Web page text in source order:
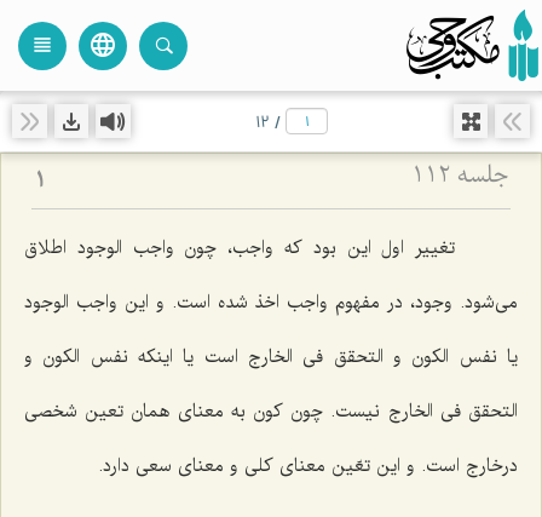
language
view_headline
/
12
جلسه ۱۱۲ 1
تغییر اول این بود كه واجب، چون واجب الوجود اطلاق
مى‌شود. وجود، در مفهوم واجب اخذ شده است. و این واجب الوجود
یا نفس الكون و التحقق فى الخارج است یا اینكه نفس الكون و
التحقق فى الخارج نیست. چون كون به معناى همان تعین شخصى
درخارج است. و این تعّین معناى كلى و معناى سعى دارد.